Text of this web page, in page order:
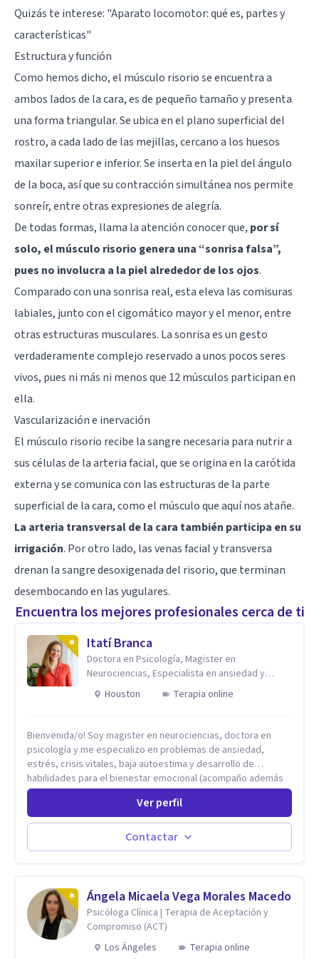
Quizás te interese: "Aparato locomotor: qué es, partes y
características"
Estructura y función
Como hemos dicho, el músculo risorio se encuentra a
ambos lados de la cara, es de pequeño tamaño y presenta
una forma triangular. Se ubica en el plano superficial del
rostro, a cada lado de las mejillas, cercano a los huesos
maxilar superior e inferior. Se inserta en la piel del ángulo
de la boca, así que su contracción simultánea nos permite
sonreír, entre otras expresiones de alegría.
De todas formas, llama la atención conocer que, por sí
solo, el músculo risorio genera una “sonrisa falsa”,
pues no involucra a la piel alrededor de los ojos.
Comparado con una sonrisa real, esta eleva las comisuras
labiales, junto con el cigomático mayor y el menor, entre
otras estructuras musculares. La sonrisa es un gesto
verdaderamente complejo reservado a unos pocos seres
vivos, pues ni más ni menos que 12 músculos participan en
ella.
Vascularización e inervación
El músculo risorio recibe la sangre necesaria para nutrir a
sus células de la arteria facial, que se origina en la carótida
externa y se comunica con las estructuras de la parte
superficial de la cara, como el músculo que aquí nos atañe.
La arteria transversal de la cara también participa en su
irrigación. Por otro lado, las venas facial y transversa
drenan la sangre desoxigenada del risorio, que terminan
desembocando en las yugulares.
Encuentra los mejores profesionales cerca de ti
Itatí Branca
Doctora en Psicología, Magister en
Neurociencias, Especialista en ansiedad y
mindfulness
Houston Terapia online
Bienvenida/o! Soy magister en neurociencias, doctora en
psicología y me especializo en problemas de ansiedad,
estrés, crisis vitales, baja autoestima y desarrollo de
habilidades para el bienestar emocional (acompaño además
problemáticas como la desregulación emocional, tendencias
perfeccionistas, liderazgo, problemas de sueño, depresión,
entre otras).
Ver perfil
Contactar
Ángela Micaela Vega Morales Macedo
Psicóloga Clínica | Terapia de Aceptación y
Compromiso (ACT)
Los Ángeles
Terapia online